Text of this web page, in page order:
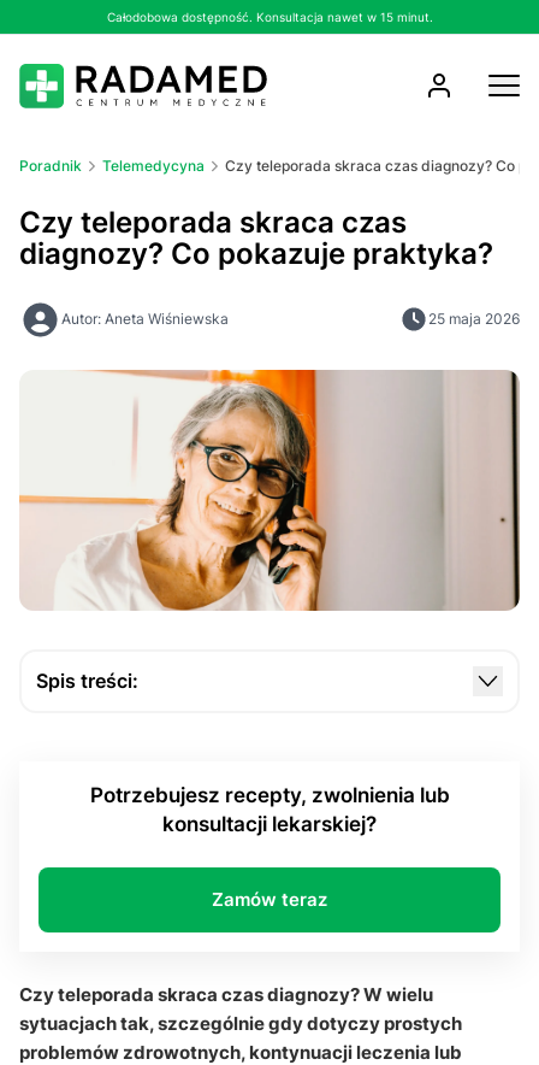
Całodobowa dostępność. Konsultacja nawet w 15 minut.
Poradnik Telemedycyna Czy teleporada skraca czas diagnozy? Co
Czy teleporada skraca czas
diagnozy? Co pokazuje praktyka?
Autor: Aneta Wiśniewska 25 maja 2026
Spis treści:
Kiedy teleporada rzeczywiście skraca czas
postawienia wstępna diagnoza?
Jakie ograniczenia ma konsultacja telefoniczna i
dlaczego czasem potrzebne jest badanie
procesu leczenia?
Q&A
Potrzebujesz recepty, zwolnienia lub
konsultacji lekarskiej?
Zamów teraz
Czy teleporada skraca czas diagnozy? W wielu
sytuacjach tak, szczególnie gdy dotyczy prostych
problemów zdrowotnych, kontynuacji leczenia lub